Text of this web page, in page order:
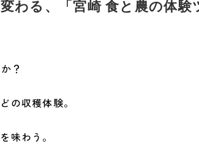
る、「宮崎 食と農の体験
？
の収穫体験。
味わう。